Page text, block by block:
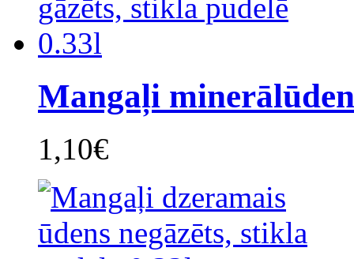
Mangaļi
1,10€